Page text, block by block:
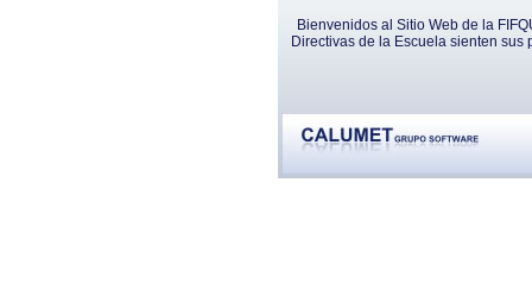
Bienvenidos al Sitio Web de la
Directivas de la Escuela sienten